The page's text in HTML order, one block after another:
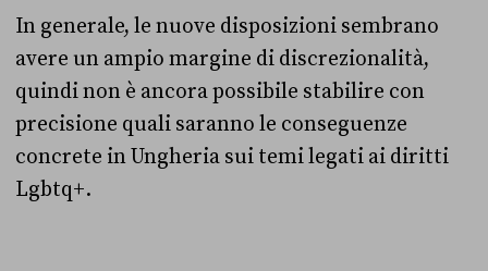
In generale, le nuove disposizioni sembrano
avere un ampio margine di discrezionalità,
quindi non è ancora possibile stabilire con
precisione quali saranno le conseguenze
concrete in Ungheria sui temi legati ai diritti
Lgbtq+.